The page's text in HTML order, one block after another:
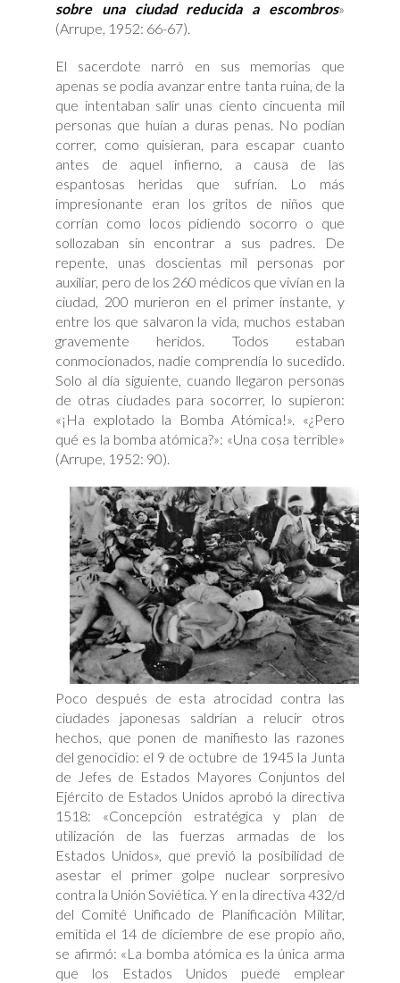
sobre una ciudad reducida a escombros»
(Arrupe, 1952: 66-67).
El sacerdote narró en sus memorias que
apenas se podía avanzar entre tanta ruina, de la
que intentaban salir unas ciento cincuenta mil
personas que huían a duras penas. No podían
correr, como quisieran, para escapar cuanto
antes de aquel infierno, a causa de las
espantosas heridas que sufrían. Lo más
impresionante eran los gritos de niños que
corrían como locos pidiendo socorro o que
sollozaban sin encontrar a sus padres. De
repente, unas doscientas mil personas por
auxiliar, pero de los 260 médicos que vivían en la
ciudad, 200 murieron en el primer instante, y
entre los que salvaron la vida, muchos estaban
gravemente heridos. Todos estaban
conmocionados, nadie comprendía lo sucedido.
Solo al día siguiente, cuando llegaron personas
de otras ciudades para socorrer, lo supieron:
«¡Ha explotado la Bomba Atómica!». «¿Pero
qué es la bomba atómica?»: «Una cosa terrible»
(Arrupe, 1952: 90).
Poco después de esta atrocidad contra las
ciudades japonesas saldrían a relucir otros
hechos, que ponen de manifiesto las razones
del genocidio: el 9 de octubre de 1945 la Junta
de Jefes de Estados Mayores Conjuntos del
Ejército de Estados Unidos aprobó la directiva
1518: «Concepción estratégica y plan de
utilización de las fuerzas armadas de los
Estados Unidos», que previó la posibilidad de
asestar el primer golpe nuclear sorpresivo
contra la Unión Soviética. Y en la directiva 432/d
del Comité Unificado de Planificación Militar,
emitida el 14 de diciembre de ese propio año,
se afirmó: «La bomba atómica es la única arma
que los Estados Unidos puede emplear